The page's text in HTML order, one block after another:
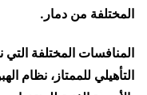
المختلفة من دمار.
المنافسات المختلفة التي
التأهيلي للممتاز، نظام